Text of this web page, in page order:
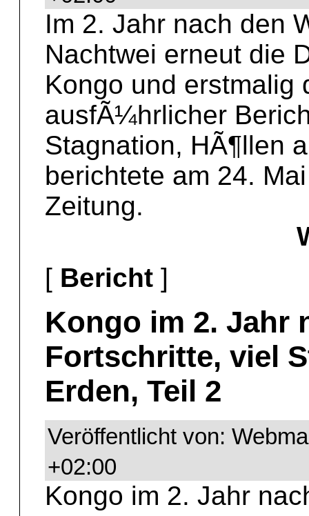
Im 2. Jahr nach den
Nachtwei erneut die
Kongo und erstmalig
ausfÃ¼hrlicher
Stagnation, HÃ¶llen
berichtete am 24.
Zeitung.
[ Bericht ]
Kongo im 2. Jahr
Fortschritte, viel
Erden, Teil 2
Veröffentlicht von:
+02:00
Kongo im 2. Jahr